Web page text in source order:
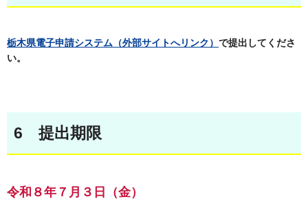
栃木県電子申請システム（外部サイトへリンク） で提出してくださ
い。
6 提出期限
令和８年７月３日（金）